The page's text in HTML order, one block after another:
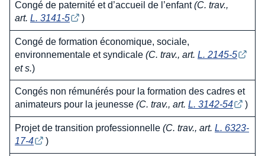
Congé de paternité et d’accueil de l’enfant(C. trav.,
art. L. 3141-5 )
Congé de formation économique, sociale,
environnementale et syndicale (C. trav., art. L. 2145-5
et s.)
Congés non rémunérés pour la formation des cadres et
animateurs pour la jeunesse (C. trav., art. L. 3142-54 )
Projet de transition professionnelle (C. trav., art. L. 6323-
17-4
)